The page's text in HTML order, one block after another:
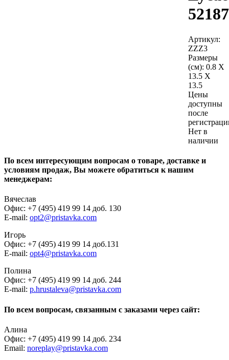
52187
Артикул:
ZZZ3
Размеры
(см): 0.8 X
13.5 X
13.5
Цены
доступны
после
Нет в
наличии
По всем интересующим вопросам о товаре, доставке и
условиям продаж, Вы можете обратиться к нашим
менеджерам:
Вячеслав
Офис: +7 (495) 419 99 14 доб. 130
E-mail: opt2@pristavka.com
Игорь
Офис: +7 (495) 419 99 14 доб.131
E-mail: opt4@pristavka.com
Полина
Офис: +7 (495) 419 99 14 доб. 244
E-mail: p.hrustaleva@pristavka.com
По всем вопросам, связанным с заказами через сайт:
Алина
Офис: +7 (495) 419 99 14 доб. 234
Email: noreplay@pristavka.com